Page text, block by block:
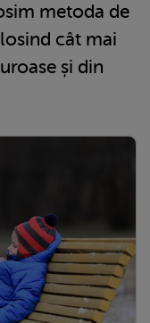
metoda de
cât mai
și din